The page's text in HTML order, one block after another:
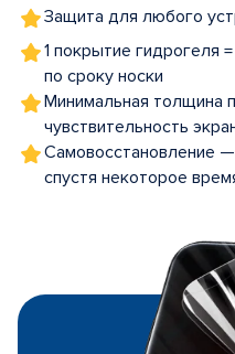
Защита для любого
1 покрытие гидрогеля
по сроку носки
Минимальная толщина
чувствительность
Самовосстановление
спустя некоторое